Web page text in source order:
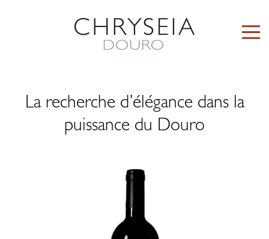
La recherche d’élégance dans la
puissance du Douro